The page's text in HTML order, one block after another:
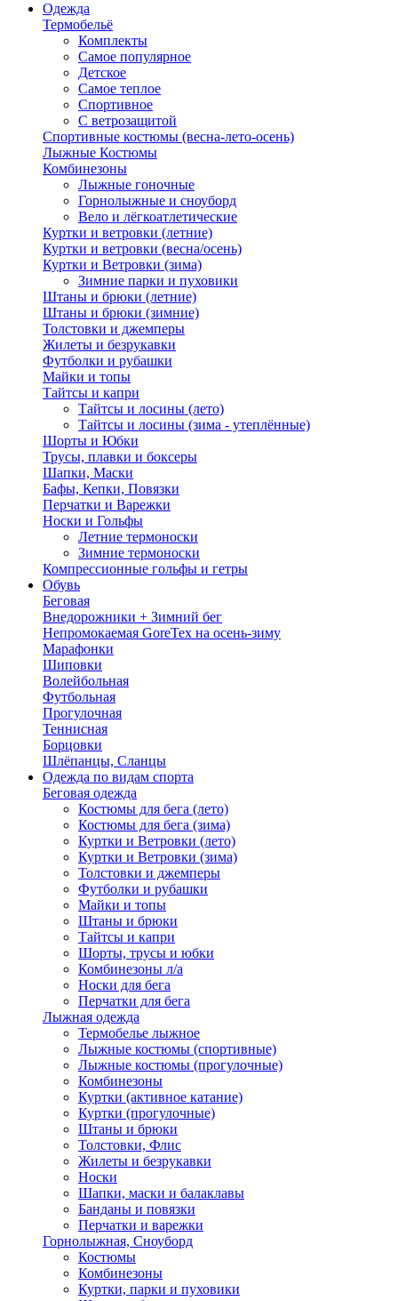
Одежда
Термобельё
Комплекты
Самое популярное
Детское
Самое теплое
Спортивное
С ветрозащитой
Спортивные костюмы (весна-лето-осень)
Лыжные Костюмы
Комбинезоны
Лыжные гоночные
Горнолыжные и сноуборд
Вело и лёгкоатлетические
Куртки и ветровки (летние)
Куртки и ветровки (весна/осень)
Куртки и Ветровки (зима)
Зимние парки и пуховики
Штаны и брюки (летние)
Штаны и брюки (зимние)
Толстовки и джемперы
Жилеты и безрукавки
Футболки и рубашки
Майки и топы
Тайтсы и капри
Тайтсы и лосины (лето)
Тайтсы и лосины (зима - утеплённые)
Шорты и Юбки
Трусы, плавки и боксеры
Шапки, Маски
Бафы, Кепки, Повязки
Перчатки и Варежки
Носки и Гольфы
Летние термоноски
Зимние термоноски
Компрессионные гольфы и гетры
Обувь
Беговая
Внедорожники + Зимний бег
Непромокаемая GoreTex на осень-зиму
Марафонки
Шиповки
Волейбольная
Футбольная
Прогулочная
Теннисная
Борцовки
Шлёпанцы, Сланцы
Одежда по видам спорта
Беговая одежда
Костюмы для бега (лето)
Костюмы для бега (зима)
Куртки и Ветровки (лето)
Куртки и Ветровки (зима)
Толстовки и джемперы
Футболки и рубашки
Майки и топы
Штаны и брюки
Тайтсы и капри
Шорты, трусы и юбки
Комбинезоны л/а
Носки для бега
Перчатки для бега
Лыжная одежда
Термобелье лыжное
Лыжные костюмы (спортивные)
Лыжные костюмы (прогулочные)
Комбинезоны
Куртки (активное катание)
Куртки (прогулочные)
Штаны и брюки
Толстовки, Флис
Жилеты и безрукавки
Носки
Шапки, маски и балаклавы
Банданы и повязки
Перчатки и варежки
Горнолыжная, Сноуборд
Костюмы
Комбинезоны
Куртки, парки и пуховики